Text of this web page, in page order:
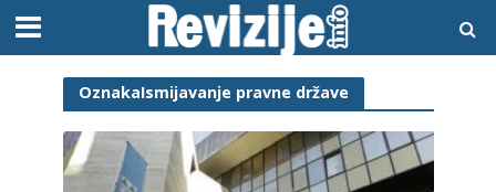
OznakaIsmijavanje pravne države